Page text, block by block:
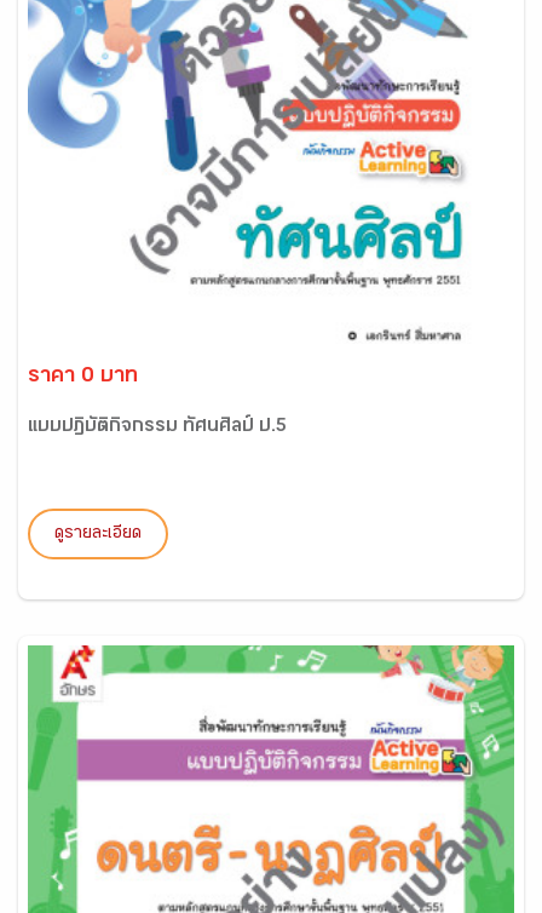
ราคา 0 บาท
แบบปฏิบัติกิจกรรม ทัศนศิลป์ ป.5
ดูรายละเอียด